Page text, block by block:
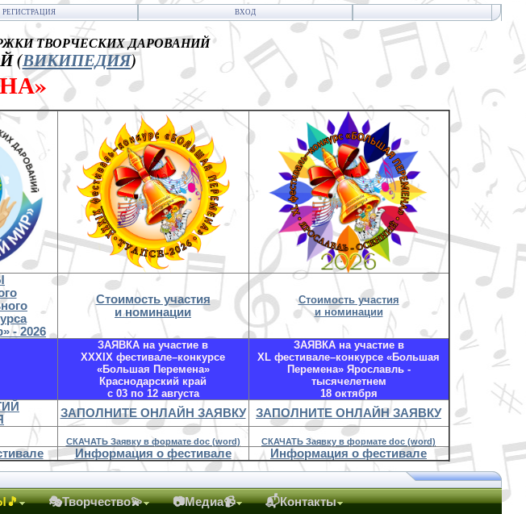
РЕГИСТРАЦИЯ ВХОД
ТВОРЧЕСКИХ ДАРОВАНИЙ
(ВИКИПЕДИЯ)
- 2026
Стоимость участия
и номинации
Стоимость участия
и номинации
ЗАЯВКА на участие в
XXXIX фестивале–конкурсе
«Большая Перемена»
Краснодарский край
с 03 по 12 августа
ЗАЯВКА на участие в
XL фестивале–конкурсе «Большая
Перемена» Ярославль -
тысячелетнем
18 октября
ЗАПОЛНИТЕ ОНЛАЙН ЗАЯВКУ ЗАПОЛНИТЕ ОНЛАЙН ЗАЯВКУ
СКАЧАТЬ Заявку в формате doc (word) СКАЧАТЬ Заявку в формате doc (word)
Информация о фестивале Информация о фестивале
🎭Творчество💫 📷Медиа📹 📬Контакты